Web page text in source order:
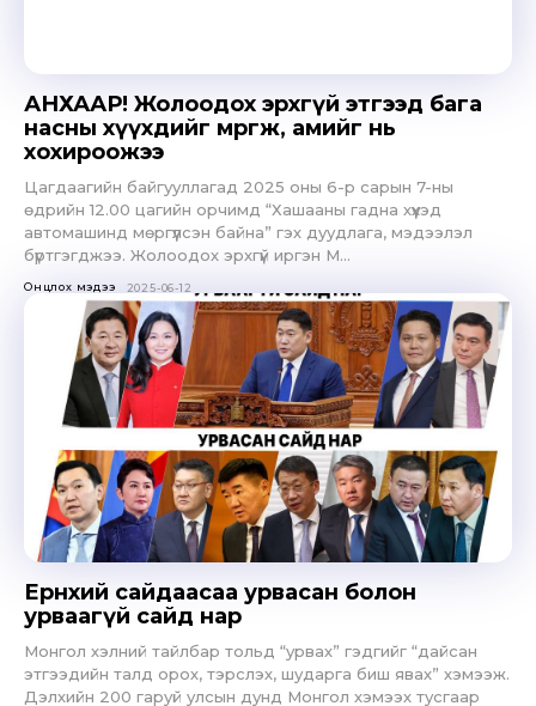
АНХААР! Жолоодох эрхгүй этгээд бага
насны хүүхдийг мөргөж, амийг нь
хохироожээ
Цагдаагийн байгууллагад 2025 оны 6-р сарын 7-ны
өдрийн 12.00 цагийн орчимд “Хашааны гадна хүүхэд
автомашинд мөргүүлсэн байна” гэх дуудлага, мэдээлэл
бүртгэгджээ. Жолоодох эрхгүй иргэн М...
Онцлох мэдээ 2025-06-12
Ерөнхий сайдаасаа урвасан болон
урваагүй сайд нар
Монгол хэлний тайлбар тольд “урвах” гэдгийг “дайсан
этгээдийн талд орох, тэрслэх, шударга биш явах” хэмээж.
Дэлхийн 200 гаруй улсын дунд Монгол хэмээх тусгаар